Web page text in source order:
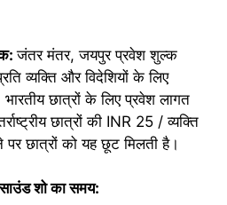
जंतर मंतर, जयपुर प्रवेश शुल्क
व्यक्ति और विदेशियों के लिए
छात्रों के लिए प्रवेश लागत
छात्रों की INR 25 / व्यक्ति
छात्रों को यह छूट मिलती है।
शो का समय: